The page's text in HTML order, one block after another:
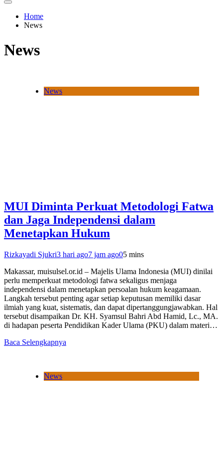
Home
News
News
News
MUI Diminta Perkuat Metodologi Fatwa
dan Jaga Independensi dalam
Menetapkan Hukum
Rizkayadi Sjukri3 hari ago7 jam ago05 mins
Makassar, muisulsel.or.id – Majelis Ulama Indonesia (MUI) dinilai
perlu memperkuat metodologi fatwa sekaligus menjaga
independensi dalam menetapkan persoalan hukum keagamaan.
Langkah tersebut penting agar setiap keputusan memiliki dasar
ilmiah yang kuat, sistematis, dan dapat dipertanggungjawabkan. Hal
tersebut disampaikan Dr. KH. Syamsul Bahri Abd Hamid, Lc., MA.
di hadapan peserta Pendidikan Kader Ulama (PKU) dalam materi…
Baca Selengkapnya
News